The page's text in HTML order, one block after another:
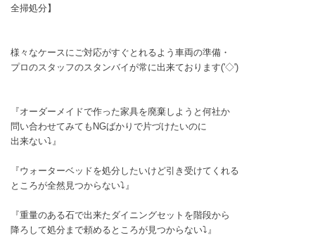
全掃処分】
様々なケースにご対応がすぐとれるよう車両の準備・
プロのスタッフのスタンバイが常に出来ております('◇')ゞ
『オーダーメイドで作った家具を廃棄しようと何社か
問い合わせてみてもNGばかりで片づけたいのに
出来ない⤵』
『ウォーターベッドを処分したいけど引き受けてくれる
ところが全然見つからない⤵』
『重量のある石で出来たダイニングセットを階段から
降ろして処分まで頼めるところが見つからない⤵』